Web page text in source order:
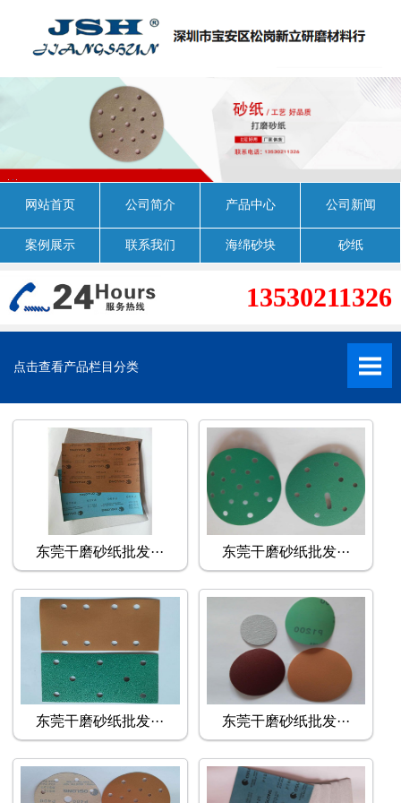
网站首页 公司简介 产品中心 公司新闻
案例展示 联系我们 海绵砂块 砂纸
13530211326
点击查看产品栏目分类
东莞干磨砂纸批发··· 东莞干磨砂纸批发···
东莞干磨砂纸批发··· 东莞干磨砂纸批发···